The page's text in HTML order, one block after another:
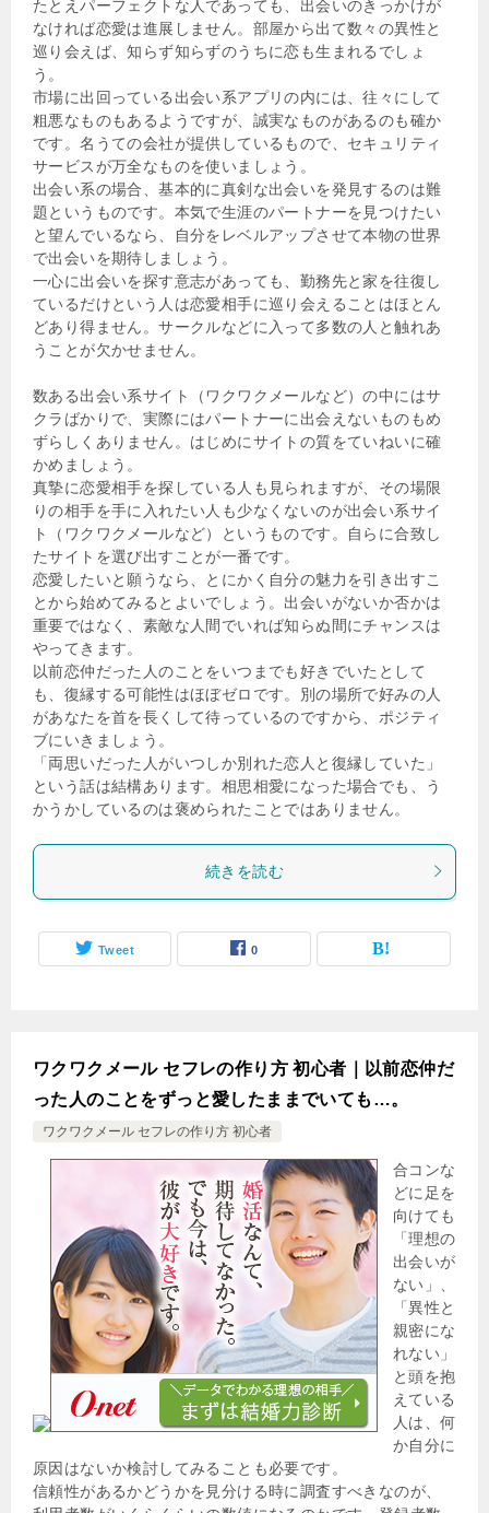
たとえパーフェクトな人であっても、出会いのきっかけが
なければ恋愛は進展しません。部屋から出て数々の異性と
巡り会えば、知らず知らずのうちに恋も生まれるでしょ
う。
市場に出回っている出会い系アプリの内には、往々にして
粗悪なものもあるようですが、誠実なものがあるのも確か
です。名うての会社が提供しているもので、セキュリティ
サービスが万全なものを使いましょう。
出会い系の場合、基本的に真剣な出会いを発見するのは難
題というものです。本気で生涯のパートナーを見つけたい
と望んでいるなら、自分をレベルアップさせて本物の世界
で出会いを期待しましょう。
一心に出会いを探す意志があっても、勤務先と家を往復し
ているだけという人は恋愛相手に巡り会えることはほとん
どあり得ません。サークルなどに入って多数の人と触れあ
うことが欠かせません。
数ある出会い系サイト（ワクワクメールなど）の中にはサ
クラばかりで、実際にはパートナーに出会えないものもめ
ずらしくありません。はじめにサイトの質をていねいに確
かめましょう。
真摯に恋愛相手を探している人も見られますが、その場限
りの相手を手に入れたい人も少なくないのが出会い系サイ
ト（ワクワクメールなど）というものです。自らに合致し
たサイトを選び出すことが一番です。
恋愛したいと願うなら、とにかく自分の魅力を引き出すこ
とから始めてみるとよいでしょう。出会いがないか否かは
重要ではなく、素敵な人間でいれば知らぬ間にチャンスは
やってきます。
以前恋仲だった人のことをいつまでも好きでいたとして
も、復縁する可能性はほぼゼロです。別の場所で好みの人
があなたを首を長くして待っているのですから、ポジティ
ブにいきましょう。
「両思いだった人がいつしか別れた恋人と復縁していた」
という話は結構あります。相思相愛になった場合でも、う
かうかしているのは褒められたことではありません。
続きを読む
Tweet 0
ワクワクメール セフレの作り方 初心者｜以前恋仲だ
った人のことをずっと愛したままでいても…。
ワクワクメール セフレの作り方 初心者
合コンな
どに足を
向けても
「理想の
出会いが
ない」、
「異性と
親密にな
れない」
と頭を抱
えている
人は、何
か自分に
原因はないか検討してみることも必要です。
信頼性があるかどうかを見分ける時に調査すべきなのが、